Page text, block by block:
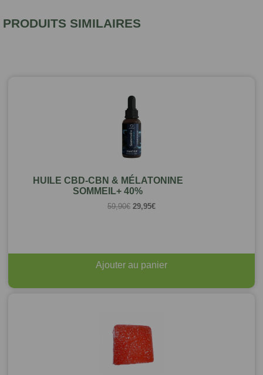
PRODUITS SIMILAIRES
HUILE CBD-CBN & MÉLATONINE
SOMMEIL+ 40%
59,90€ Le
29,95€Le
Ajouter au panier